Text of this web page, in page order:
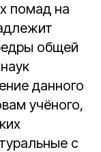
помад на
общей
данного
учёного,
с